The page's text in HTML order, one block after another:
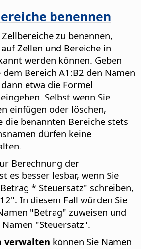
benennen
zu benennen,
Zellen und Bereiche in
werden können. Geben
dem Bereich A1:B2 den Namen
etwa die Formel
Selbst wenn Sie
einfügen oder löschen,
die benannten Bereiche stets
dürfen keine
Berechnung der
es besser lesbar, wenn Sie
* Steuersatz" schreiben,
In diesem Fall würden Sie
"Betrag" zuweisen und
"Steuersatz".
verwalten können Sie Namen